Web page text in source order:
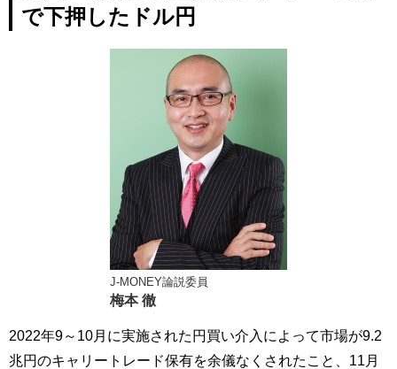
で下押したドル円
J-MONEY論説委員
梅本 徹
2022年9～10月に実施された円買い介入によって市場が9.2
兆円のキャリートレード保有を余儀なくされたこと、11月